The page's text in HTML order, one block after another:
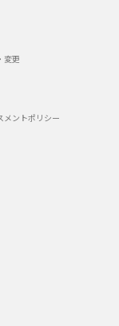
変更
メントポリシー